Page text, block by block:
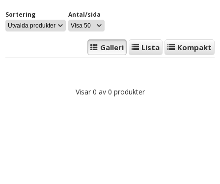
Sortering Antal/sida
Galleri Lista Kompakt
Visar 0 av 0 produkter